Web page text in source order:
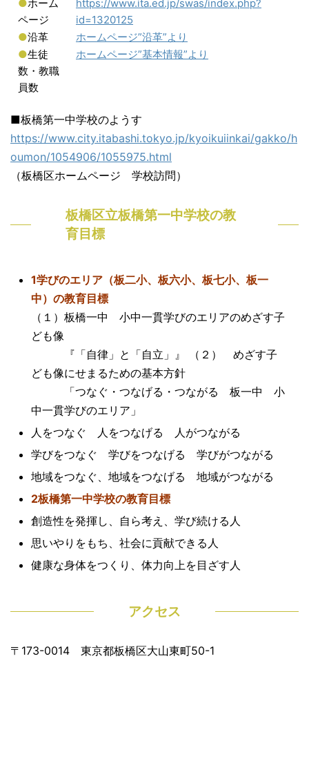
●ホーム
ページ
https://www.ita.ed.jp/swas/index.php?
id=1320125
●沿革
ホームページ”沿革”より
●生徒
数・教職
員数
ホームページ”基本情報”より
■板橋第一中学校のようす
https://www.city.itabashi.tokyo.jp/kyoikuiinkai/gakko/h
oumon/1054906/1055975.html
（板橋区ホームページ 学校訪問）
板橋区立板橋第一中学校の教
育目標
1学びのエリア（板二小、板六小、板七小、板一
中）の教育目標
（１）板橋一中 小中一貫学びのエリアのめざす子
ども像
『「自律」と「自立」』 （２） めざす子
ども像にせまるための基本方針
「つなぐ・つなげる・つながる 板一中 小
中一貫学びのエリア」
人をつなぐ 人をつなげる 人がつながる
学びをつなぐ 学びをつなげる 学びがつながる
地域をつなぐ、地域をつなげる 地域がつながる
2板橋第一中学校の教育目標
創造性を発揮し、自ら考え、学び続ける人
思いやりをもち、社会に貢献できる人
健康な身体をつくり、体力向上を目ざす人
アクセス
〒173-0014 東京都板橋区大山東町50-1